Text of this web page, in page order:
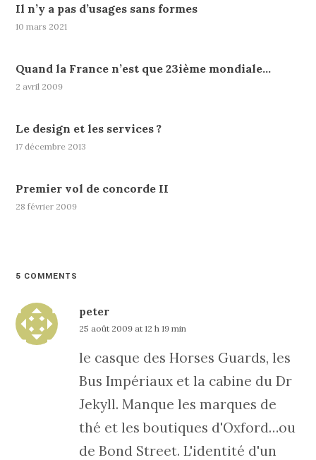
Il n’y a pas d’usages sans formes
10 mars 2021
Quand la France n’est que 23ième mondiale…
2 avril 2009
Le design et les services ?
17 décembre 2013
Premier vol de concorde II
28 février 2009
5 COMMENTS
peter
25 août 2009 at 12 h 19 min
le casque des Horses Guards, les
Bus Impériaux et la cabine du Dr
Jekyll. Manque les marques de
thé et les boutiques d'Oxford…ou
de Bond Street. L'identité d'un